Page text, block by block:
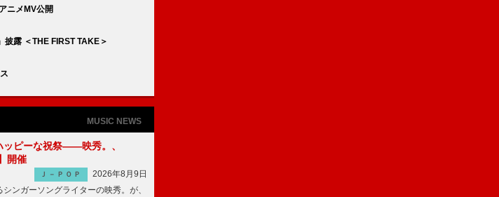
ニメMV公開
露 ＜THE FIRST TAKE＞
MUSIC NEWS
ッピーな祝祭――映秀。、
開催
Ｊ－ＰＯＰ
2026年8月9日
ンガーソングライターの映秀。が、